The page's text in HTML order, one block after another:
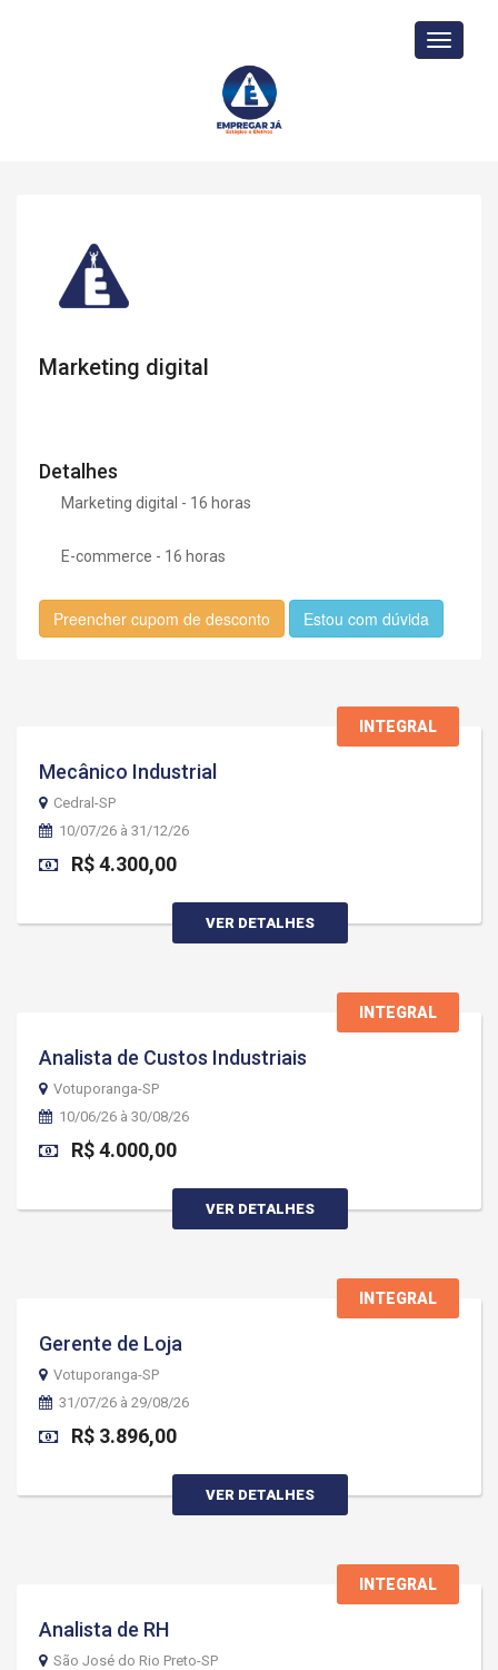
Toggle
Marketing digital
Detalhes
Marketing digital - 16 horas
E-commerce - 16 horas
Preencher cupom de desconto Estou com dúvida
INTEGRAL
Mecânico Industrial
Cedral-SP
10/07/26 à 31/12/26
R$ 4.300,00
VER DETALHES
INTEGRAL
Analista de Custos Industriais
Votuporanga-SP
10/06/26 à 30/08/26
R$ 4.000,00
VER DETALHES
INTEGRAL
Gerente de Loja
Votuporanga-SP
31/07/26 à 29/08/26
R$ 3.896,00
VER DETALHES
INTEGRAL
Analista de RH
São José do Rio Preto-SP